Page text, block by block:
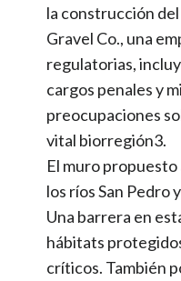
la construcción
Gravel Co., una
regulatorias,
cargos penales y
preocupaciones
vital biorregión3.
El muro
los ríos San Pedro
Una barrera en
hábitats
críticos. También